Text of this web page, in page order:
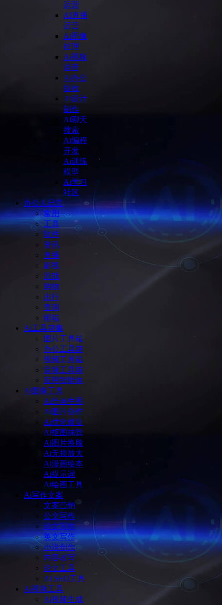
运营
AI直播
运营
Ai图像
处理
Ai视频
语音
Ai办公
提效
Ai设计
制作
Ai聊天
搜索
Ai编程
开发
Ai训练
模型
Ai学习
社区
办公人日常
常用
工具
软件
资讯
直播
影视
游戏
购物
出行
查询
邮箱
Ai工具箱集
图片工具箱
办公工具箱
视频工具箱
音频工具箱
应用智能体
Ai图像工具
Ai绘画生图
Ai图片创作
Ai优化修复
Ai抠图抹除
Ai图片换脸
Ai无损放大
Ai漫画绘本
Ai提示词
Ai绘画工具
Ai写作文案
文案营销
公文写作
论文写作
英文写作
小说创作
内容改写
论文工具
AI SEO工具
Ai视频工具
Ai视频生成